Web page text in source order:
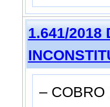
1.641/2018
– COBRO